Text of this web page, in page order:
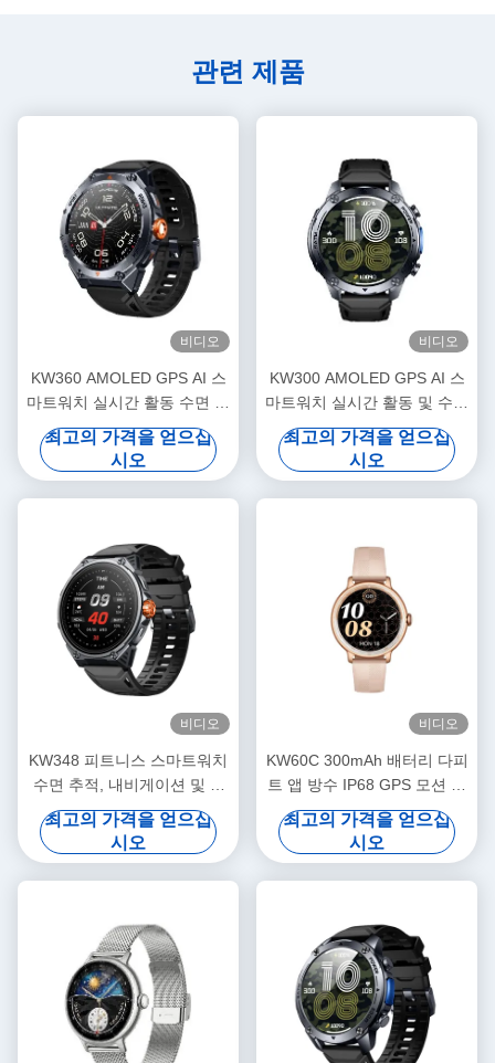
관련 제품
비디오
KW360 AMOLED GPS AI 스
마트워치 실시간 활동 수면 추
적기 AI 5ATM 방수
최고의 가격을 얻으십
시오
비디오
KW300 AMOLED GPS AI 스
마트워치 실시간 활동 및 수면
추적기 AI Q A 5ATM 방수
최고의 가격을 얻으십
시오
비디오
KW348 피트니스 스마트워치
수면 추적, 내비게이션 및 AI
기반 기능 5ATM 방수 등급 및
미디어 저장장치
최고의 가격을 얻으십
시오
비디오
KW60C 300mAh 배터리 다피
트 앱 방수 IP68 GPS 모션 추
적 원형 화면 스마트워치 여성
건강 및 수면 모니터링
최고의 가격을 얻으십
시오